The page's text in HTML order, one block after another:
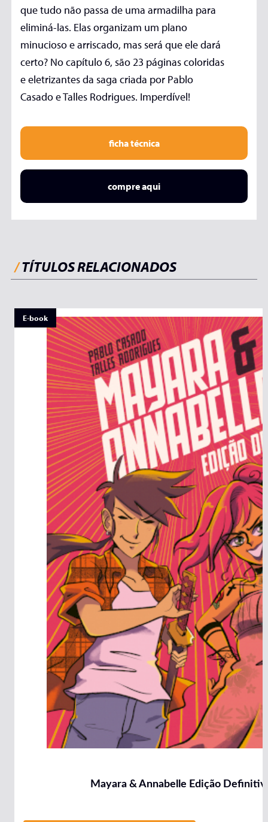
que tudo não passa de uma armadilha para
eliminá-las. Elas organizam um plano
minucioso e arriscado, mas será que ele dará
certo? No capítulo 6, são 23 páginas coloridas
e eletrizantes da saga criada por Pablo
Casado e Talles Rodrigues. Imperdível!
ficha técnica
compre aqui
/TÍTULOS RELACIONADOS
E-book
Mayara & Annabelle Edição